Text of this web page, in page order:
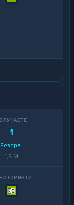
1
Резерв:
1,9 M